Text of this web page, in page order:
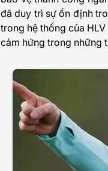
đã duy trì sự ổn định
trong hệ thống của
cảm hứng trong những